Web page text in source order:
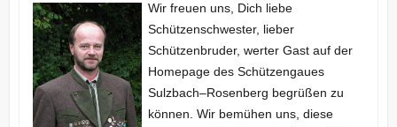
Wir freuen uns, Dich liebe
Schützenschwester, lieber
Schützenbruder, werter Gast auf der
Homepage des Schützengaues
Sulzbach–Rosenberg begrüßen zu
können. Wir bemühen uns, diese